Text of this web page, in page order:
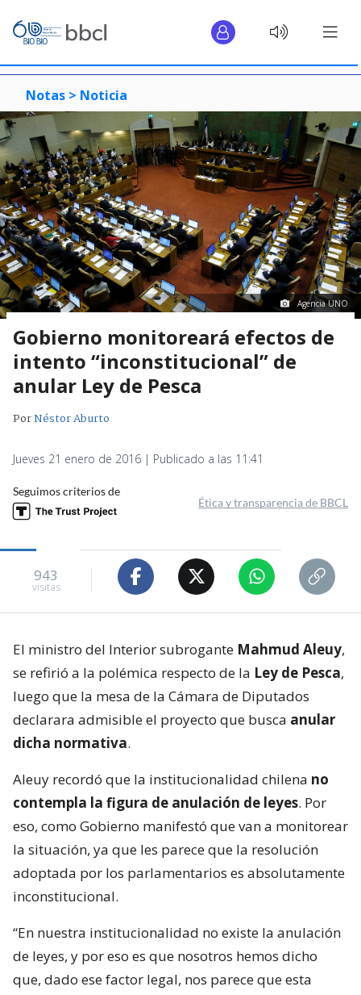
Notas > Noticia
Agencia UNO
Gobierno monitoreará efectos de
intento “inconstitucional” de
anular Ley de Pesca
PorNéstor Aburto
Jueves 21 enero de 2016 | Publicado a las 11:41
Seguimos criterios de
Ética y transparencia de BBCL
943
visitas
El ministro del Interior subrogante Mahmud Aleuy,
se refirió a la polémica respecto de la Ley de Pesca,
luego que la mesa de la Cámara de Diputados
declarara admisible el proyecto que busca anular
dicha normativa.
Aleuy recordó que la institucionalidad chilena no
contempla la figura de anulación de leyes. Por
eso, como Gobierno manifestó que van a monitorear
la situación, ya que les parece que la resolución
adoptada por los parlamentarios es absolutamente
inconstitucional.
“En nuestra institucionalidad no existe la anulación
de leyes, y por eso es que nosotros hemos dicho
que, dado ese factor legal, nos parece que esta